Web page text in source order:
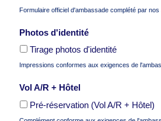
Formulaire officiel d'ambassade complété par nos
Photos d'identité
Tirage photos d'identité
Impressions conformes aux exigences de
Vol A/R + Hôtel
Pré-réservation (Vol A/R + Hôtel)